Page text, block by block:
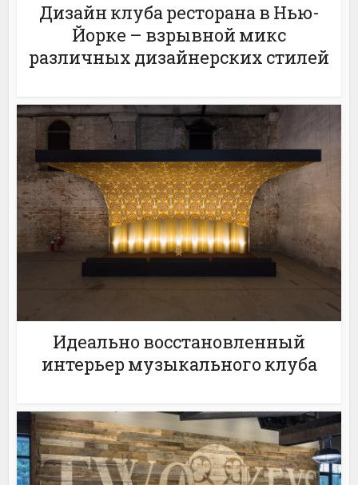
Дизайн клуба ресторана в Нью-
Йорке – взрывной микс
различных дизайнерских стилей
Идеально восстановленный
интерьер музыкального клуба